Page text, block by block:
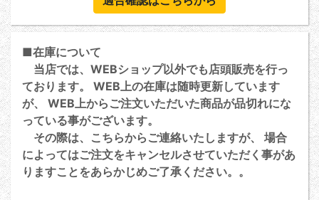
■在庫について
当店では、WEBショップ以外でも店頭販売を行っ
ております。 WEB上の在庫は随時更新しています
が、 WEB上からご注文いただいた商品が品切れにな
っている事がございます。
その際は、こちらからご連絡いたしますが、 場合
によってはご注文をキャンセルさせていただく事があ
りますことをあらかじめご了承ください。。